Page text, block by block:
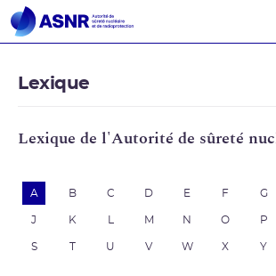
Lexique
Lexique de l'Autorité de sûreté
A B C D E F G
J K M N O P
S U V W X Y